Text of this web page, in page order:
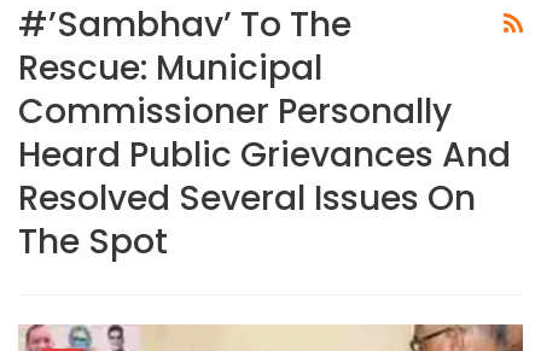
#’Sambhav’ To The
Rescue: Municipal
Commissioner Personally
Heard Public Grievances And
Resolved Several Issues On
The Spot